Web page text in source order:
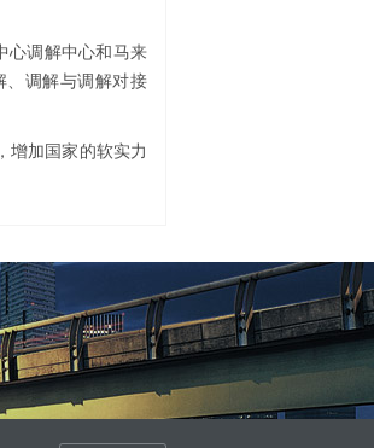
心调解中心和马来
、调解与调解对接
增加国家的软实力